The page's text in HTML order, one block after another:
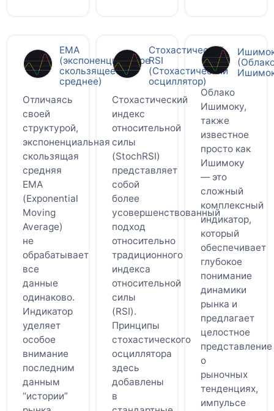
ЕМА
(экспоненциальное
скользящее
среднее)
Отличаясь
своей
структурой,
экспоненциальная
скользящая
средняя
EMA
(Exponential
Moving
Average)
не
обрабатывает
все
данные
одинаково.
Индикатор
уделяет
особое
внимание
последним
данным
“истории”
Стохастический
RSI
(Стохастический
осциллятор)
Стохастический
индекс
относительной
силы
(StochRSI)
представляет
собой
более
усовершенствованный
подход
относительно
традиционного
индекса
относительной
силы
(RSI).
Принципы
стохастического
осциллятора
здесь
добавлены
в
Облако
Ишимоку,
также
известное
просто как
Ишимоку
— это
сложный
комплексный
индикатор,
который
обеспечивает
глубокое
понимание
динамики
рынка и
предлагает
целостное
представление
о
рыночных
тенденциях,
импульсе